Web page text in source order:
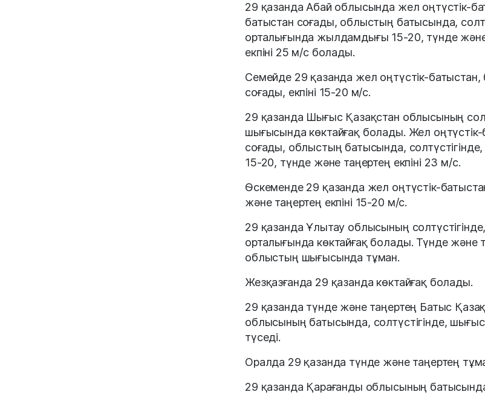
29 қазанда Абай облысында жел оңтүстік-
батыстан соғады, облыстың батысында,
орталығында жылдамдығы 15-20, түнде
екпіні 25 м/с болады.
Семейде 29 қазанда жел оңтүстік-батыстан,
соғады, екпіні 15-20 м/с.
29 қазанда Шығыс Қазақстан облысының
шығысында көктайғақ болады. Жел оңтүстік-
соғады, облыстың батысында, солтүстігінде,
15-20, түнде және таңертең екпіні 23 м/с.
Өскеменде 29 қазанда жел оңтүстік-
және таңертең екпіні 15-20 м/с.
29 қазанда Ұлытау облысының
орталығында көктайғақ болады. Түнде және
облыстың шығысында тұман.
Жезқазғанда 29 қазанда көктайғақ болады.
29 қазанда түнде және таңертең Батыс
облысының батысында, солтүстігінде,
түседі.
Оралда 29 қазанда түнде және таңертең
29 қазанда Қарағанды облысының